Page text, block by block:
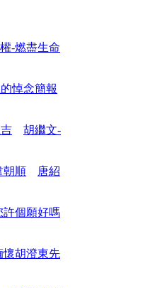
-燃盡生命
悼念簡報
胡繼文-
朝順
唐紹
許個願好嗎
懷胡澄東先